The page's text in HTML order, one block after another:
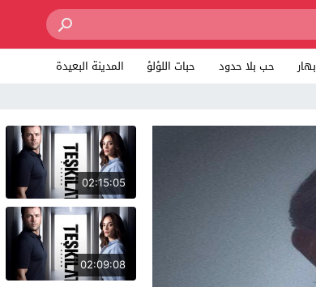
بهار حب بلا حدود حبات اللؤلؤ المدينة البعيدة
02:15:05
02:09:08